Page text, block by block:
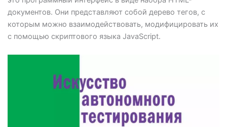
документов. Они представляют собой дерево тегов, с
которым можно взаимодействовать, модифицировать их
с помощью скриптового языка JavaScript.